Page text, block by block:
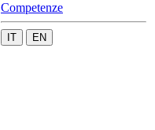
Competenze
IT EN